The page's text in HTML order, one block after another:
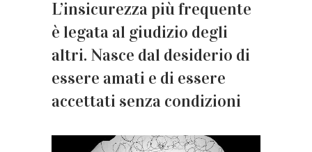
L’insicurezza più frequente
è legata al giudizio degli
altri. Nasce dal desiderio di
essere amati e di essere
accettati senza condizioni